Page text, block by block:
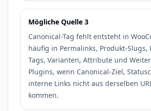
Mögliche Quelle 3
Canonical-Tag fehlt entsteht in
häufig in Permalinks, Produkt-Slugs,
Tags, Varianten, Attribute und
Plugins, wenn Canonical-Ziel,
interne Links nicht aus derselben
kommen.